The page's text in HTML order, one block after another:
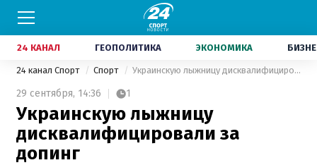
24 КАНАЛ ГЕОПОЛИТИКА ЭКОНОМИКА
24 канал Спорт Спорт Украинскую лыжницу дисквалифицировали за допинг
29 сентября, 14:36 1
Украинскую лыжницу
дисквалифицировали за
допинг